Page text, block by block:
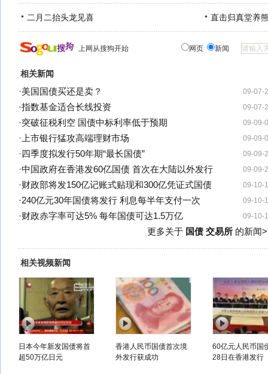
二月二抬头龙见喜 直击归真堂养
上网从搜狗开始 网页 新闻
相关新闻
09-07-
·美国国债买还是卖？
09-07-
·指数基金适合长线投资
09-09-
·突破征税利空 国债中标利率低于预期
09-09-
· 上市银行猛攻高端理财市场
09-09-
· 四季度拟发行50年期“最长国债”
09-09-
·中国政府在香港发60亿国债 首次在大陆以外发行
09-10-
·财政部将发150亿记账式贴现和300亿凭证式国债
09-10-
·240亿元30年国债将发行 利息每半年支付一次
09-10-
·财政赤字率可达5% 每年国债可达1.5万亿
更多关于 国债 交易所的新闻
相关视频新闻
日本今年新发国债将首
超50万亿日元
香港人民币国债首次境
外发行获成功
60亿元人民币国
28日在香港发行